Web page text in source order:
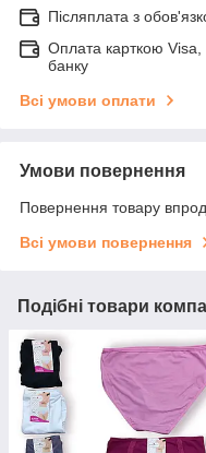
Післяплата з
Оплата карткою Visa,
банку
Всі умови оплати
Умови повернення
Повернення товару
Всі умови повернення
Подібні товари